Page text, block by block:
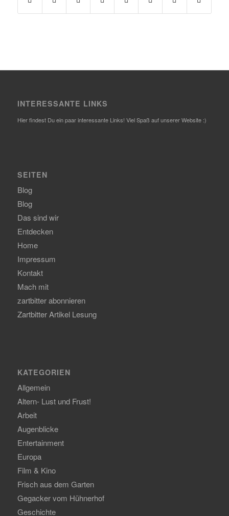
INTERESSANTE LINKS
Hier findest Du ein paar interessante Links! Viel Spaß auf unserer Website :)
SEITEN
Blog
Blog
Das sind wir
Entdecken
Home
Impressum
Kontakt
Mach mit
zartbitter abonnieren
Zartbitter Artikel Lesung
KATEGORIEN
Allgemein
Altern- Lust und Frust!
Arbeit
Augenblicke
Entertainment
Europa
Film & Kino
Frisch aus dem Garten
Gegacker vom Hühnerhof
Geschichte